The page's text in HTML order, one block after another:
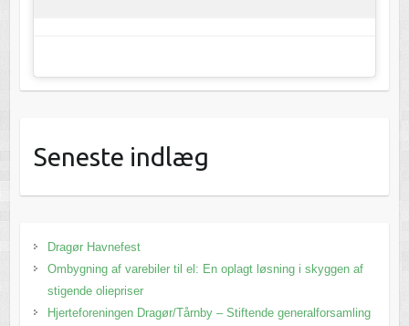
Seneste indlæg
Dragør Havnefest
Ombygning af varebiler til el: En oplagt løsning i skyggen af
stigende oliepriser
Hjerteforeningen Dragør/Tårnby – Stiftende generalforsamling